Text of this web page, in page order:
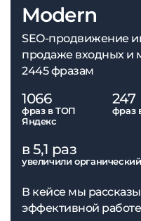
Modern
SEO-продвижение
продаже входных и
2445 фразам
1066
фраз в ТОП
Яндекс
247
фраз
в 5,1 раз
увеличили
В кейсе мы
эффективной